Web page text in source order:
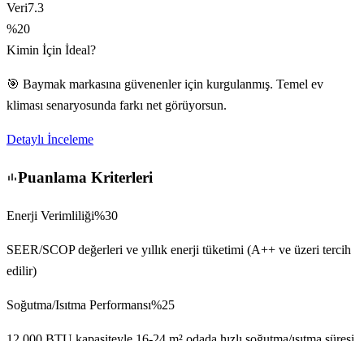
Veri7.3
%20
Kimin İçin İdeal?
🎯 Baymak markasına güvenenler için kurgulanmış. Temel ev
kliması senaryosunda farkı net görüyorsun.
Detaylı İnceleme
Puanlama Kriterleri
Enerji Verimliliği%30
SEER/SCOP değerleri ve yıllık enerji tüketimi (A++ ve üzeri tercih
edilir)
Soğutma/Isıtma Performansı%25